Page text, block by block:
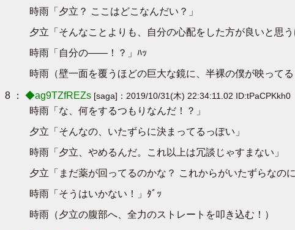
時雨「夕立？ ここはどこなんだい？」
夕立「そんなことよりも、自分の心配をした方が良いと思う
時雨「自分の――！？」ﾊｯ
時雨（壁一面を覆うほどの巨大な鏡に、半裸の僕が映ってる
8 ： ◆ag9TZfREZs [saga]：2019/10/31(木) 22:34:11.02 ID:tPaCPKkh0
時雨「な、何をするつもりなんだ！？」
夕立「そんなの、いたずらに決まってるっぽい」
時雨「夕立、やめるんだ。これ以上は冗談じゃすまない」
夕立「まだ薬が回ってるのかな？ これからがいたずらなのに
時雨「そうはいかない！」ﾀﾞｯ
時雨（夕立の腹部へ、全力のストレートを叩き込む！）